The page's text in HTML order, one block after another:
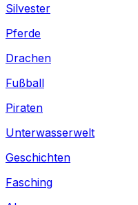
Silvester
Pferde
Drachen
Fußball
Piraten
Unterwasserwelt
Geschichten
Fasching